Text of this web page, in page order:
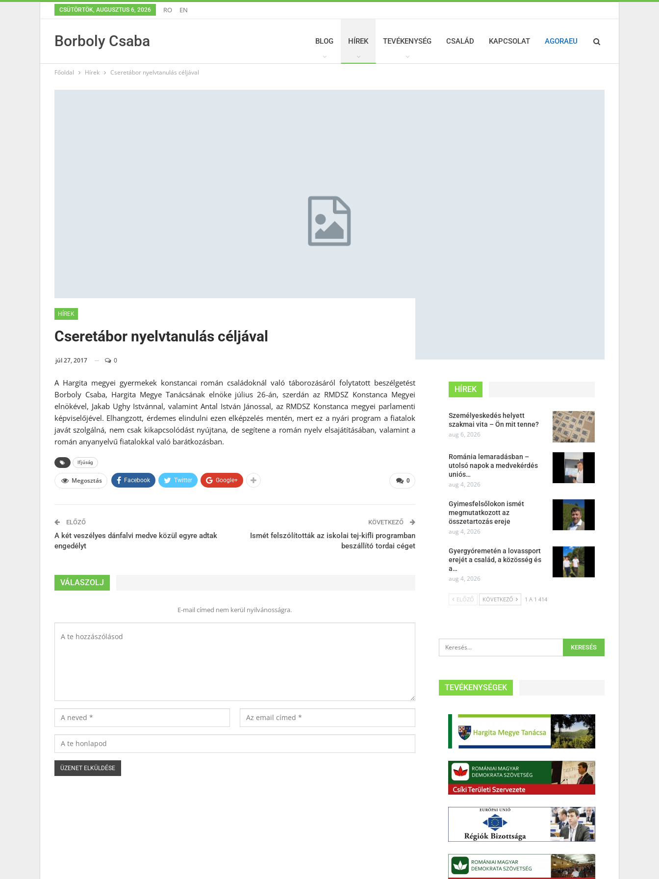
CSÜTÖRTÖK, AUGUSZTUS 6, 2026 RO EN
Borboly Csaba BLOG HÍREK TEVÉKENYSÉG CSALÁD KAPCSOLAT AGORAEU
Főoldal Hírek Cseretábor nyelvtanulás céljával
HÍREK
Cseretábor nyelvtanulás céljával
júl 27, 2017 0
A Hargita megyei gyermekek konstancai román családoknál való táborozásáról folytatott beszélgetést
Borboly Csaba, Hargita Megye Tanácsának elnöke július 26-án, szerdán az RMDSZ Konstanca Megyei
elnökével, Jakab Ughy Istvánnal, valamint Antal István Jánossal, az RMDSZ Konstanca megyei parlamenti
képviselőjével. Elhangzott, érdemes elindulni ezen elképzelés mentén, mert ez a nyári program a fiatalok
javát szolgálná, nem csak kikapcsolódást nyújtana, de segítene a román nyelv elsajátításában, valamint a
román anyanyelvű fiatalokkal való barátkozásban.
Ifjúság
0
Megosztás Facebook Twitter Google+
ELŐZŐ
A két veszélyes dánfalvi medve közül egyre adtak
engedélyt
KÖVETKEZŐ
Ismét felszólították az iskolai tej-kifli programban
beszállító tordai céget
VÁLASZOLJ
E-mail címed nem kerül nyilvánosságra.
HÍREK
Személyeskedés helyett
szakmai vita – Ön mit tenne?
aug 6, 2026
Románia lemaradásban –
utolsó napok a medvekérdés
uniós…
aug 4, 2026
Gyimesfelsőlokon ismét
megmutatkozott az
összetartozás ereje
aug 4, 2026
Gyergyóremetén a lovassport
erejét a család, a közösség és
a…
aug 4, 2026
ELŐZŐ KÖVETKEZŐ 1 A 1 414
TEVÉKENYSÉGEK